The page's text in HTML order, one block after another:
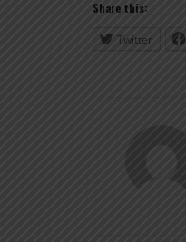
Share this:
Twitter